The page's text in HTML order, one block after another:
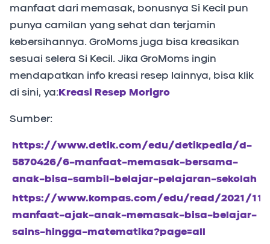
manfaat dari memasak, bonusnya Si Kecil pun
punya camilan yang sehat dan terjamin
kebersihannya. GroMoms juga bisa kreasikan
sesuai selera Si Kecil. Jika GroMoms ingin
mendapatkan info kreasi resep lainnya, bisa klik
di sini, ya:Kreasi Resep Morigro
Sumber:
https://www.detik.com/edu/detikpedia/d-
5870426/6-manfaat-memasak-bersama-
anak-bisa-sambil-belajar-pelajaran-sekolah
https://www.kompas.com/edu/read/2021/11/
manfaat-ajak-anak-memasak-bisa-belajar-
sains-hingga-matematika?page=all